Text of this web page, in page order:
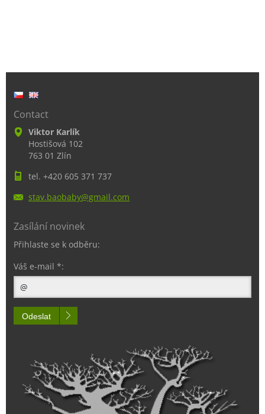
Contact
Viktor Karlík
Hostišová 102
763 01 Zlín
tel. +420 605 371 737
stav.baobaby@gmail.com
Zasílání novinek
Přihlaste se k odběru:
Váš e-mail *:
Odeslat